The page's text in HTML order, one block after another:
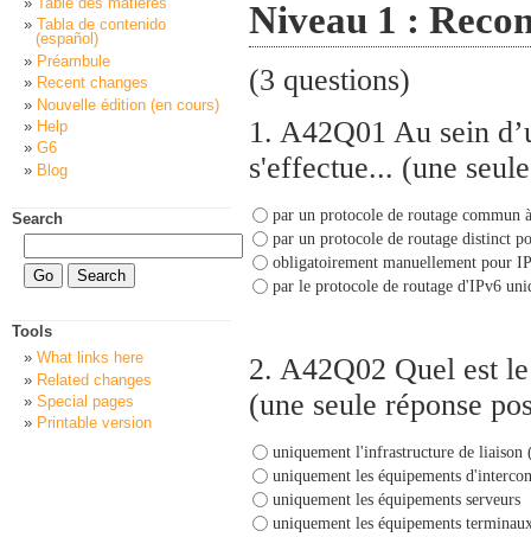
Niveau 1 :
(3 questions)
1. A42Q01 Au sein
s'effectue... (une
par un protocole de routage commun
par un protocole de routage distinct
obligatoirement manuellement pour
par le protocole de routage d'IPv6
2. A42Q02 Quel est
(une seule réponse
uniquement l'infrastructure de
uniquement les équipements
uniquement les équipements serveurs
uniquement les équipements
Tabla de contenido
(español)
Préambule
Recent changes
Nouvelle édition (en cours)
Help
G6
Blog
Search
Tools
What links here
Related changes
Special pages
Printable version